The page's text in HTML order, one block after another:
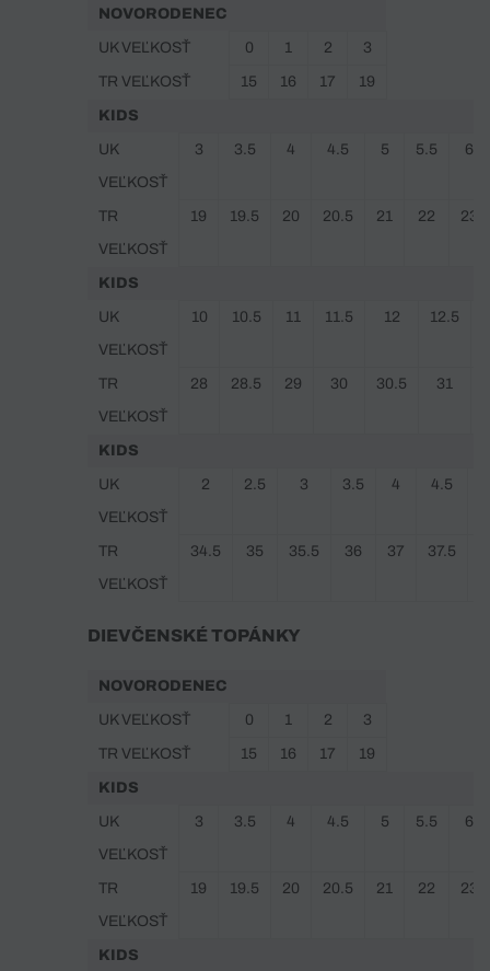
NOVORODENEC
UK VEĽKOSŤ 0 1 2 3
TR VEĽKOSŤ 15 16 17 19
KIDS
UK
VEĽKOSŤ
3 3.5 4 4.5 5 5.5 6
TR
VEĽKOSŤ
19 19.5 20 20.5 21 22 23
KIDS
UK
VEĽKOSŤ
10 10.5 11 11.5 12 12.5
TR
VEĽKOSŤ
28 28.5 29 30 30.5 31
KIDS
UK
VEĽKOSŤ
2 2.5 3 3.5 4 4.5
TR
VEĽKOSŤ
34.5 35 35.5 36 37 37.5
DIEVČENSKÉ TOPÁNKY
NOVORODENEC
UK VEĽKOSŤ 0 1 2 3
TR VEĽKOSŤ 15 16 17 19
KIDS
UK
VEĽKOSŤ
3 3.5 4 4.5 5 5.5 6
TR
VEĽKOSŤ
19 19.5 20 20.5 21 22 23
KIDS